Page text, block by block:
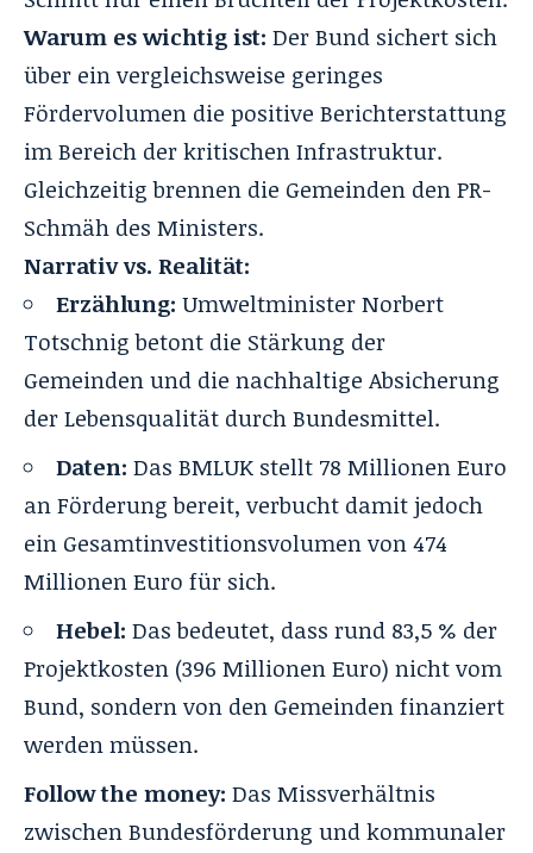
Warum es wichtig ist: Der Bund sichert sich
über ein vergleichsweise geringes
Fördervolumen die positive Berichterstattung
im Bereich der kritischen Infrastruktur.
Gleichzeitig brennen die Gemeinden den PR-
Schmäh des Ministers.
Narrativ vs. Realität:
Erzählung: Umweltminister Norbert
Totschnig betont die Stärkung der
Gemeinden und die nachhaltige Absicherung
der Lebensqualität durch Bundesmittel.
Daten: Das BMLUK stellt 78 Millionen Euro
an Förderung bereit, verbucht damit jedoch
ein Gesamtinvestitionsvolumen von 474
Millionen Euro für sich.
Hebel: Das bedeutet, dass rund 83,5 % der
Projektkosten (396 Millionen Euro) nicht vom
Bund, sondern von den Gemeinden finanziert
werden müssen.
Follow the money: Das Missverhältnis
zwischen Bundesförderung und kommunaler